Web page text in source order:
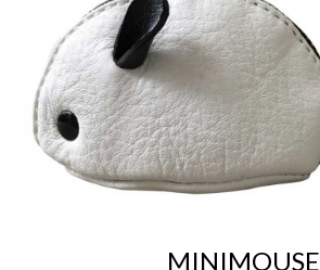
MINIMOUSE